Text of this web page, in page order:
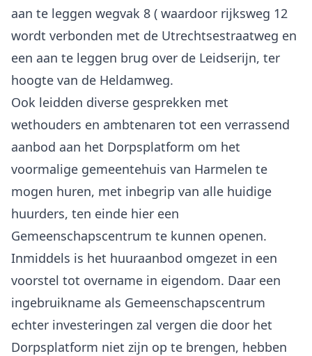
aan te leggen wegvak 8 ( waardoor rijksweg 12
wordt verbonden met de Utrechtsestraatweg en
een aan te leggen brug over de Leidserijn, ter
hoogte van de Heldamweg.
Ook leidden diverse gesprekken met
wethouders en ambtenaren tot een verrassend
aanbod aan het Dorpsplatform om het
voormalige gemeentehuis van Harmelen te
mogen huren, met inbegrip van alle huidige
huurders, ten einde hier een
Gemeenschapscentrum te kunnen openen.
Inmiddels is het huuraanbod omgezet in een
voorstel tot overname in eigendom. Daar een
ingebruikname als Gemeenschapscentrum
echter investeringen zal vergen die door het
Dorpsplatform niet zijn op te brengen, hebben